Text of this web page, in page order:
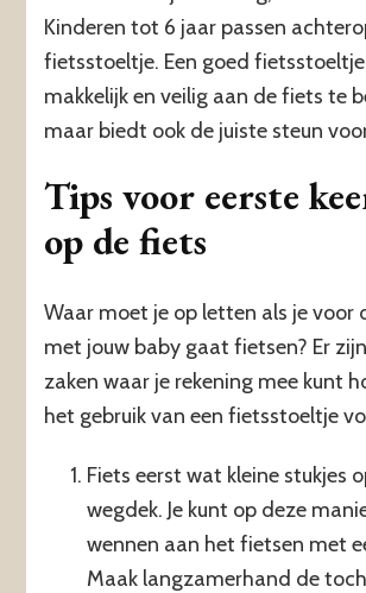
Kinderen tot 6 jaar passen
fietsstoeltje. Een goed
makkelijk en veilig aan de fiets te
maar biedt ook de juiste steun
Tips voor eerste
op de fiets
Waar moet je op letten als je voor
met jouw baby gaat fietsen? Er
zaken waar je rekening mee kunt
het gebruik van een fietsstoeltje
Fiets eerst wat kleine stukjes
wegdek. Je kunt op deze
wennen aan het fietsen met
Maak langzamerhand de